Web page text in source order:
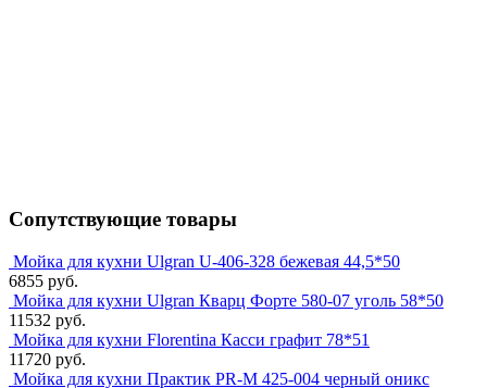
Сопутствующие товары
Мойка для кухни Ulgran U-406-328 бежевая 44,5*50
6855 руб.
Мойка для кухни Ulgran Кварц Форте 580-07 уголь 58*50
11532 руб.
Мойка для кухни Florentina Касси графит 78*51
11720 руб.
Мойка для кухни Практик PR-M 425-004 черный оникс